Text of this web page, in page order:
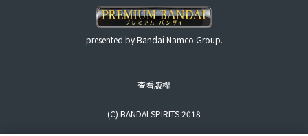
presented by Bandai Namco Group.
查看版權
(C) BANDAI SPIRITS 2018